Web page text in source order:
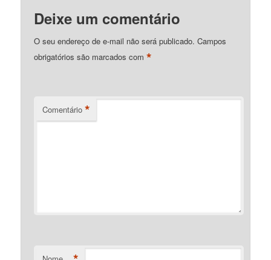
Deixe um comentário
O seu endereço de e-mail não será publicado. Campos
obrigatórios são marcados com*
Comentário *